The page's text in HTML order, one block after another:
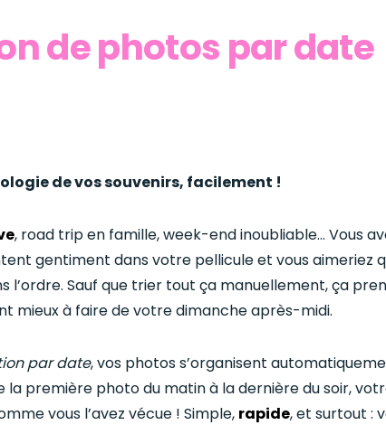
de photos par date
de vos souvenirs, facilement !
, road trip en famille, week-end inoubliable… Vous
gentiment dans votre pellicule et vous aimeriez
l’ordre. Sauf que trier tout ça manuellement, ça
mieux à faire de votre dimanche après-midi.
par date, vos photos s’organisent
la première photo du matin à la dernière du soir,
vous l’avez vécue ! Simple, rapide, et surtout :